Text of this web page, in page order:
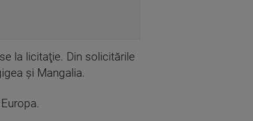
la licitaţie. Din solicitările
şi Mangalia.